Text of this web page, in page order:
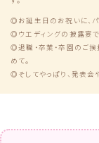
◎ウエディングの披露宴で
◎退職・卒業・卒園のご挨
めて。
◎そしてやっぱり、発表会
♡プリンセ